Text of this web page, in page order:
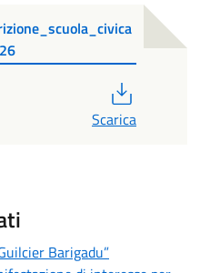
Scarica
Barigadu”